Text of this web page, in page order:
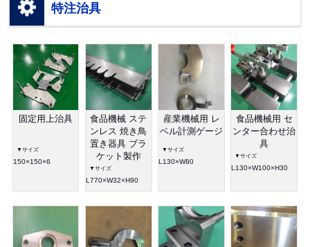
特注治具
固定用上治具
▼サイズ
150×150×6
食品機械 ステ
ンレス 焼き鳥
置き器具 ブラ
ケット製作
▼サイズ
L770×W32×H90
産業機械用 レ
ベル計測ゲージ
▼サイズ
L130×W80
食品機械用 セ
ンター合わせ治
具
▼サイズ
L130×W100×H30